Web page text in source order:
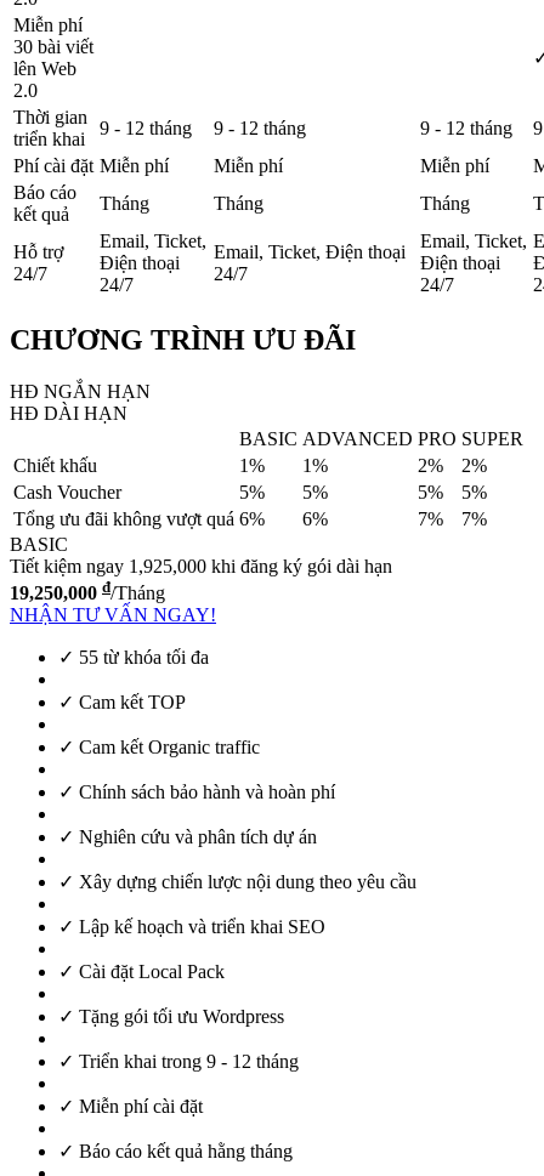
Miễn phí
30 bài viết
lên Web
2.0
Thời gian
triển khai
9 - 12 tháng 9 - 12 tháng 9 - 12 tháng
Phí cài đặt Miễn phí Miễn phí Miễn phí
Báo cáo
kết quả
Tháng Tháng Tháng
Hỗ trợ
24/7
Email, Ticket,
Điện thoại
24/7
Email, Ticket, Điện thoại
24/7
Email, Ticket,
Điện thoại
24/7
CHƯƠNG TRÌNH ƯU ĐÃI
HĐ NGẮN HẠN
HĐ DÀI HẠN
BASIC ADVANCED PRO SUPER
Chiết khấu
1% 1% 2%
2%
Cash Voucher
5% 5% 5%
5%
Tổng ưu đãi không vượt quá 6% 6% 7%
7%
BASIC
Tiết kiệm ngay 1,925,000 khi đăng ký gói dài hạn
19,250,000 đ/Tháng
NHẬN TƯ VẤN NGAY!
✓ 55 từ khóa tối đa
✓ Cam kết TOP
✓ Cam kết Organic traffic
✓ Chính sách bảo hành và hoàn phí
✓ Nghiên cứu và phân tích dự án
✓ Xây dựng chiến lược nội dung theo yêu cầu
✓ Lập kế hoạch và triển khai SEO
✓ Cài đặt Local Pack
✓ Tặng gói tối ưu Wordpress
✓ Triển khai trong 9 - 12 tháng
✓ Miễn phí cài đặt
✓ Báo cáo kết quả hằng tháng